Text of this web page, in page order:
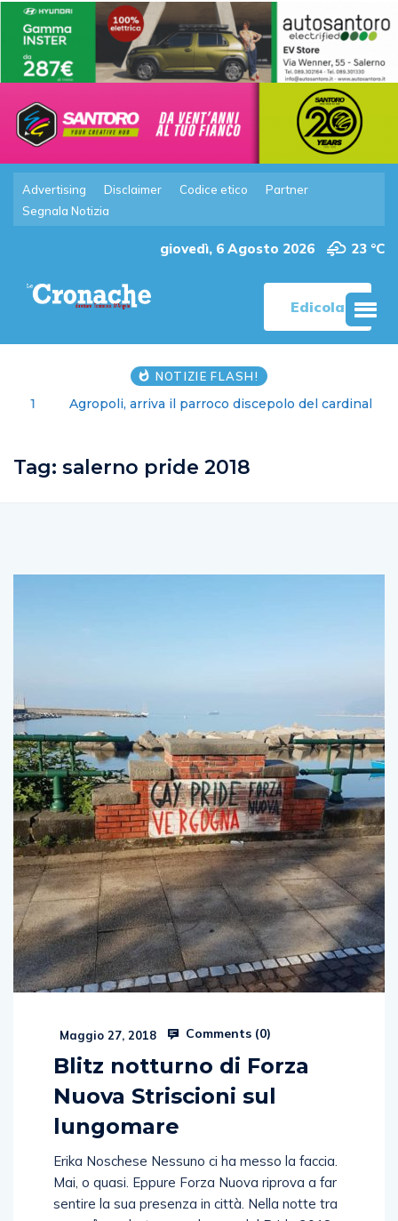
Advertising Disclaimer Codice etico
Partner
Segnala Notizia
giovedì, 6 Agosto 2026 23 °C
Edicola
NOTIZIE FLASH!
Agropoli, arriva il parroco discepolo del cardinale
Maggio 27, 2018
Blitz notturno di Forza
Nuova Striscioni sul
lungomare
Erika Noschese Nessuno ci ha messo la faccia.
Mai, o quasi. Eppure Forza Nuova riprova a far